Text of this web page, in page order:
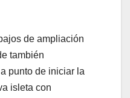
de ampliación
también
punto de iniciar la
isleta con